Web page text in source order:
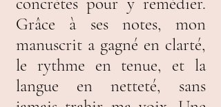
Grâce à ses notes, mon
manuscrit a gagné en clarté,
le rythme en tenue, et la
langue en netteté, sans